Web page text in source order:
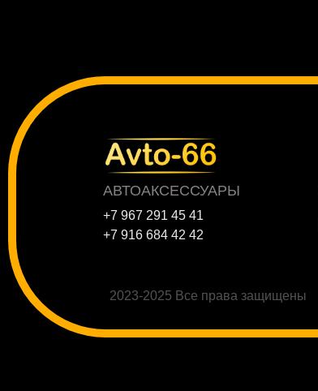
2023-2025 Все права защищены
АВТОАКСЕССУАРЫ
+7 967 291 45 41
+7 916 684 42 42